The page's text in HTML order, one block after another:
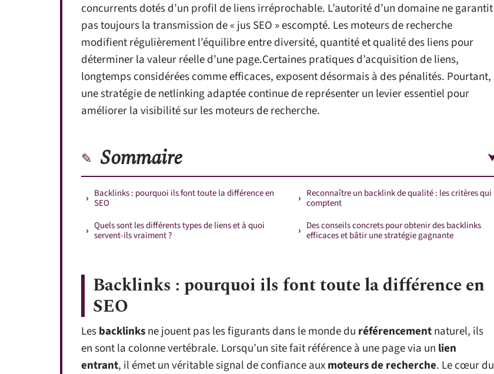
concurrents dotés d’un profil de liens irréprochable. L’autorité d’un domaine ne garantit
pas toujours la transmission de « jus SEO » escompté. Les moteurs de recherche
modifient régulièrement l’équilibre entre diversité, quantité et qualité des liens pour
déterminer la valeur réelle d’une page.Certaines pratiques d’acquisition de liens,
longtemps considérées comme efficaces, exposent désormais à des pénalités. Pourtant,
une stratégie de netlinking adaptée continue de représenter un levier essentiel pour
améliorer la visibilité sur les moteurs de recherche.
Sommaire
Backlinks : pourquoi ils font toute la différence en
SEO
Quels sont les différents types de liens et à quoi
servent-ils vraiment ?
Reconnaître un backlink de qualité : les critères qui
comptent
Des conseils concrets pour obtenir des backlinks
efficaces et bâtir une stratégie gagnante
Backlinks : pourquoi ils font toute la différence en
SEO
Lesbacklinksne jouent pas les figurants dans le monde du référencementnaturel, ils
en sont la colonne vertébrale. Lorsqu’un site fait référence à une page via un lien
entrant, il émet un véritable signal de confiance auxmoteurs de recherche. Le cœur du